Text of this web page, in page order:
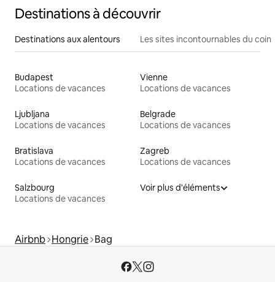
Destinations à découvrir
Destinations aux alentours Les sites incontournables du coin
Budapest
Locations de vacances
Vienne
Locations de vacances
Ljubljana
Locations de vacances
Belgrade
Locations de vacances
Bratislava
Locations de vacances
Zagreb
Locations de vacances
Salzbourg
Locations de vacances
Voir plus d'éléments
Airbnb Hongrie Bag